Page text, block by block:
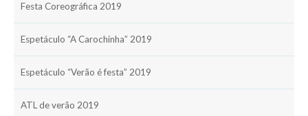
Festa Coreográfica 2019
Espetáculo “A Carochinha” 2019
Espetáculo “Verão é festa” 2019
ATL de verão 2019